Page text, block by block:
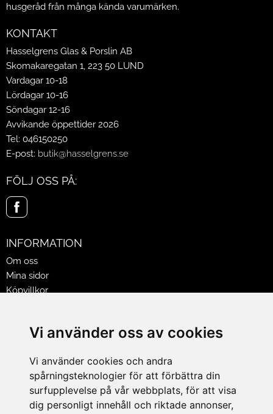
Vi använder oss av cookies
Vi använder cookies och andra
spårningsteknologier för att förbättra din
surfupplevelse på vår webbplats, för att visa
dig personligt innehåll och riktade annonser,
husgeråd från många kända varumärken.
KONTAKT
Hasselgrens Glas & Porslin AB
Skomakaregatan 1, 223 50 LUND
Vardagar 10-18
Lördagar 10-16
Söndagar 12-16
Avvikande öppettider 2026
Tel: 046150250
E-post: butik@hasselgrens.se
FÖLJ OSS PÅ:
INFORMATION
Om oss
Mina sidor
Köpvillkor
Jobba på Hasselgrens
LEVERANS